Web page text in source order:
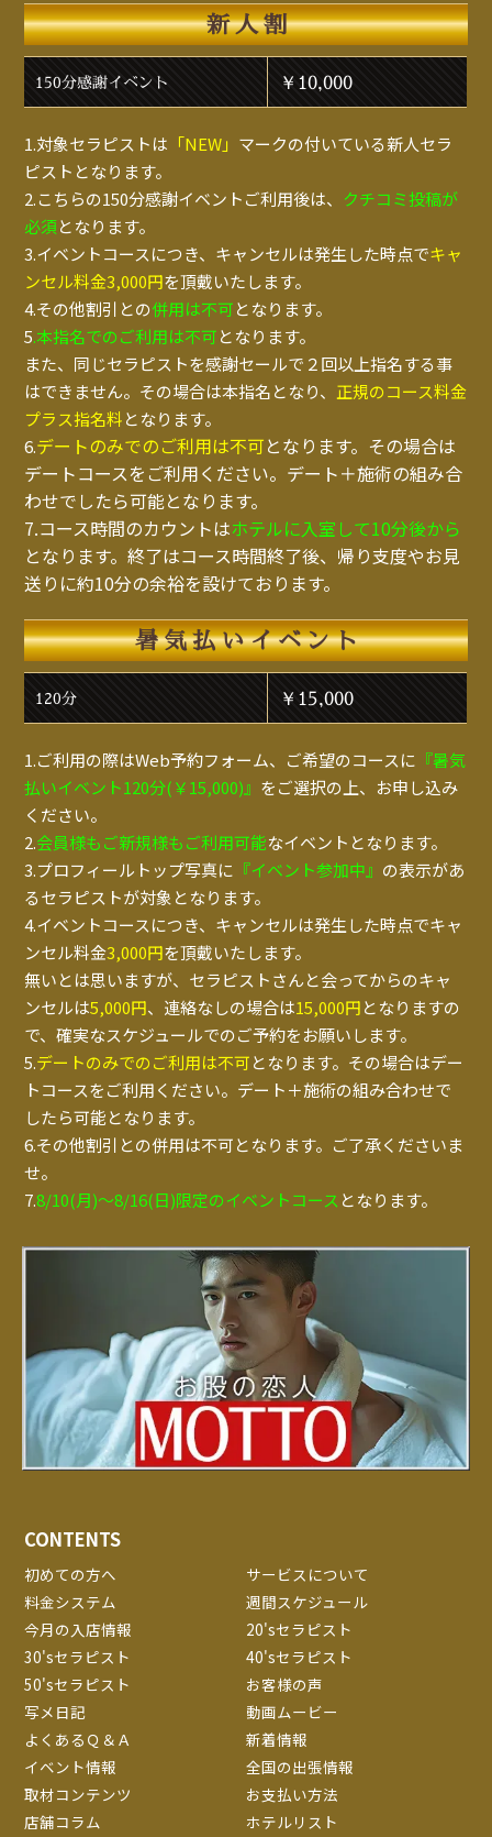
新人割
150分感謝イベント ￥10,000
1.対象セラピストは 「NEW」 マークの付いている新人セラ
ピストとなります。
2.こちらの150分感謝イベントご利用後は、 クチコミ投稿が
必須となります。
3.イベントコースにつき、キャンセルは発生した時点でキャ
ンセル料金3,000円を頂戴いたします。
4.その他割引との併用は不可となります。
5.本指名でのご利用は不可となります。
また、同じセラピストを感謝セールで２回以上指名する事
はできません。その場合は本指名となり、 正規のコース料金
プラス指名料となります。
6.デートのみでのご利用は不可となります。その場合は
デートコースをご利用ください。デート＋施術の組み合
わせでしたら可能となります。
7.コース時間のカウントはホテルに入室して10分後から
となります。終了はコース時間終了後、帰り支度やお見
送りに約10分の余裕を設けております。
暑気払いイベント
120分 ￥15,000
1.ご利用の際はWeb予約フォーム、ご希望のコースに 『暑気
払いイベント120分(￥15,000)』 をご選択の上、お申し込み
ください。
2.会員様もご新規様もご利用可能なイベントとなります。
3.プロフィールトップ写真に 『イベント参加中』 の表示があ
るセラピストが対象となります。
4.イベントコースにつき、キャンセルは発生した時点でキャ
ンセル料金3,000円を頂戴いたします。
無いとは思いますが、セラピストさんと会ってからのキャ
ンセルは5,000円、連絡なしの場合は15,000円となりますの
で、確実なスケジュールでのご予約をお願いします。
5.デートのみでのご利用は不可となります。その場合はデー
トコースをご利用ください。デート＋施術の組み合わせで
したら可能となります。
6.その他割引との併用は不可となります。ご了承くださいま
せ。
7.8/10(月)～8/16(日)限定のイベントコース となります。
CONTENTS
初めての方へ
サービスについて
料金システム
週間スケジュール
今月の入店情報
20'sセラピスト
30'sセラピスト
40'sセラピスト
50'sセラピスト
お客様の声
写メ日記
動画ムービー
よくあるＱ＆Ａ
新着情報
イベント情報
全国の出張情報
取材コンテンツ
お支払い方法
店舗コラム
ホテルリスト